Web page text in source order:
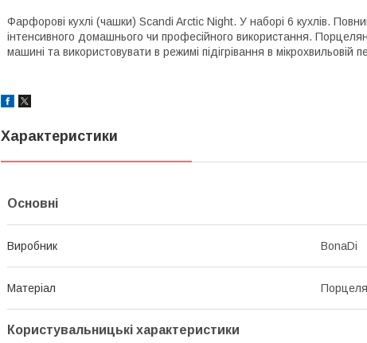
Фарфорові кухлі (чашки) Scandi Arctic Night. У наборі 6 кухлів.
інтенсивного домашнього чи професійного використання.
машині та використовувати в режимі підігрівання в мікрохвильовій
Характеристики
Основні
Виробник BonaDi
Матеріал
Користувальницькі характеристики